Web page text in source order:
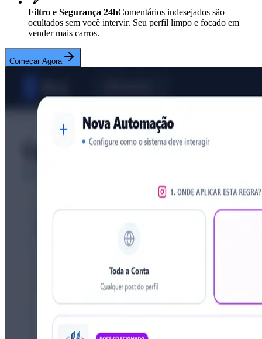
Filtro e Segurança 24hComentários indesejados são
ocultados sem você intervir. Seu perfil limpo e focado em
vender mais carros.
Começar Agora